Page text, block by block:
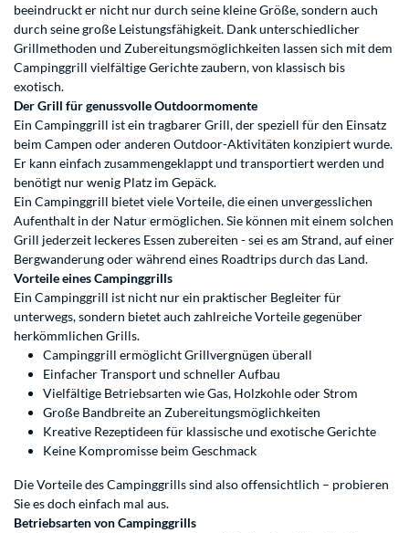
beeindruckt er nicht nur durch seine kleine Größe, sondern auch
durch seine große Leistungsfähigkeit. Dank unterschiedlicher
Grillmethoden und Zubereitungsmöglichkeiten lassen sich mit dem
Campinggrill vielfältige Gerichte zaubern, von klassisch bis
exotisch.
Der Grill für genussvolle Outdoormomente
Ein Campinggrill ist ein tragbarer Grill, der speziell für den Einsatz
beim Campen oder anderen Outdoor-Aktivitäten konzipiert wurde.
Er kann einfach zusammengeklappt und transportiert werden und
benötigt nur wenig Platz im Gepäck.
Ein Campinggrill bietet viele Vorteile, die einen unvergesslichen
Aufenthalt in der Natur ermöglichen. Sie können mit einem solchen
Grill jederzeit leckeres Essen zubereiten - sei es am Strand, auf einer
Bergwanderung oder während eines Roadtrips durch das Land.
Vorteile eines Campinggrills
Ein Campinggrill ist nicht nur ein praktischer Begleiter für
unterwegs, sondern bietet auch zahlreiche Vorteile gegenüber
herkömmlichen Grills.
Campinggrill ermöglicht Grillvergnügen überall
Einfacher Transport und schneller Aufbau
Vielfältige Betriebsarten wie Gas, Holzkohle oder Strom
Große Bandbreite an Zubereitungsmöglichkeiten
Kreative Rezeptideen für klassische und exotische Gerichte
Keine Kompromisse beim Geschmack
Die Vorteile des Campinggrills sind also offensichtlich – probieren
Sie es doch einfach mal aus.
Betriebsarten von Campinggrills